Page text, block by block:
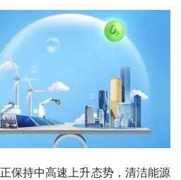
保持中高速上升态势，清洁能源